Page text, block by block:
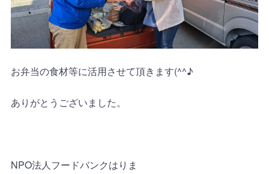
お弁当の食材等に活用させて頂きます(^^♪
ありがとうございました。
NPO法人フードバンクはりま